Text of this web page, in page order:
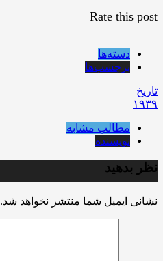
Rate this post
دسته‌ها
برچسب‌ها
تاریخ
۱۹۳۹
مطالب مشابه
نویسنده
نظر بدهید
نشانی ایمیل شما منتشر نخواهد شد.